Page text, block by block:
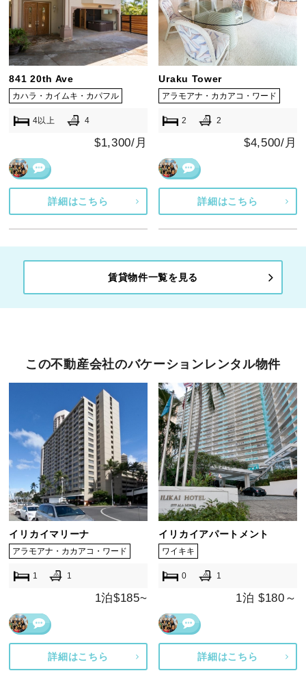
841 20th Ave
カハラ・カイムキ・カパフル
4以上 4
$1,300/月
詳細はこちら
Uraku Tower
アラモアナ・カカアコ・ワード
2 2
$4,500/月
詳細はこちら
賃貸物件一覧を見る
この不動産会社のバケーションレンタル物件
イリカイマリーナ
アラモアナ・カカアコ・ワード
1 1
1泊$185~
詳細はこちら
イリカイアパートメント
ワイキキ
0 1
1泊 $180～
詳細はこちら